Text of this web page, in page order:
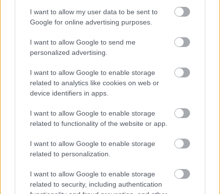
I want to allow my user data to be sent to
Google for online advertising purposes.
I want to allow Google to send me
personalized advertising.
I want to allow Google to enable storage
related to analytics like cookies on web or
device identifiers in apps.
I want to allow Google to enable storage
related to functionality of the website or app.
I want to allow Google to enable storage
related to personalization.
I want to allow Google to enable storage
related to security, including authentication
Egy induló magyar oldalra szeretném felhívni a
figyelmet: a hobbirobot.hu célja a robotikai
közösség építése cikkekkel, filmekkel, kezdőknek
szóló tanító anyagokkal. Az oldalhoz egy egyelőre
webbolt is tartozik, a kínálat a fórumozók igényeinek
megfelően bővülni…